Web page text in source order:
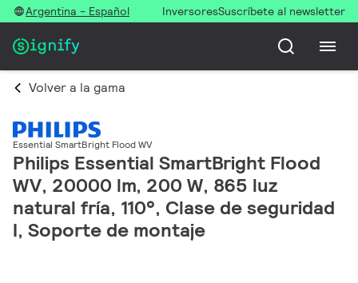
Argentina - Español InversoresSuscríbete al newsletter
Volver a la gama
Essential SmartBright Flood WV
Philips Essential SmartBright Flood
WV, 20000 lm, 200 W, 865 luz
natural fría, 110°, Clase de seguridad
I, Soporte de montaje